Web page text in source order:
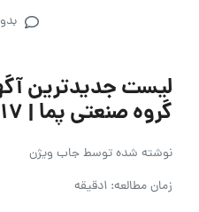
لیست جدیدترین
گروه صنعتی پما | ۱۷ تیر ۱۴۰۵
نوشته شده توسطجاب ویژن
زمان مطالعه: 1دقیقه